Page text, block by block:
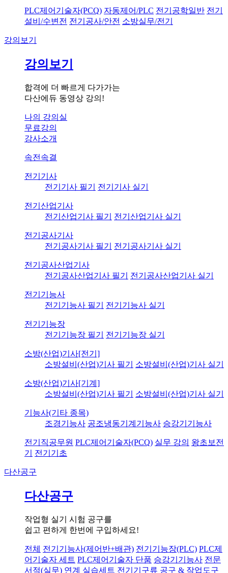
PLC제어기술자(PCQ) 자동제어/PLC 전기공학일반 전기
설비/수변전 전기공사/안전 소방실무/전기
강의보기
강의보기
합격에 더 빠르게 다가가는
다산에듀 동영상 강의!
나의 강의실
무료강의
강사소개
속전속결
전기기사
전기기사 필기
전기기사 실기
전기산업기사
전기산업기사 필기
전기산업기사 실기
전기공사기사
전기공사기사 필기
전기공사기사 실기
전기공사산업기사
전기공사산업기사 필기
전기공사산업기사 실기
전기기능사
전기기능사 필기
전기기능사 실기
전기기능장
전기기능장 필기
전기기능장 실기
소방(산업)기사[전기]
소방설비(산업)기사 필기
소방설비(산업)기사 실기
소방(산업)기사[기계]
소방설비(산업)기사 필기
소방설비(산업)기사 실기
기능사(기타 종목)
조경기능사 공조냉동기계기능사 승강기기능사
전기직공무원 PLC제어기술자(PCQ) 실무 강의 왕초보전
기
전기기초
다산공구
다산공구
작업형 실기 시험 공구를
쉽고 편하게 한번에 구입하세요!
전체 전기기능사(제어반+배관) 전기기능장(PLC) PLC제
어기술자 세트 PLC제어기술자 단품 승강기기능사 전문
서적(실무) 연계 실습세트 전기기구류 공구 & 작업도구